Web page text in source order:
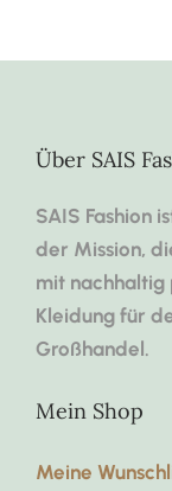
Über SAIS
SAIS Fashion
der Mission,
mit
Kleidung für
Großhandel.
Mein Shop
Meine